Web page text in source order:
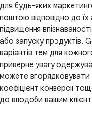
для будь-яких
поштою відповідно до їх
підвищення
або запуску продуктів.
варіантів тем для
приверне увагу
можете впорядковувати
коефіцієнт конверсії
до вподоби вашим